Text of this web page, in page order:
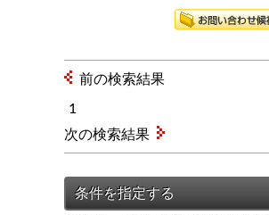
前の検索結果
1